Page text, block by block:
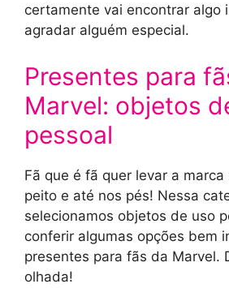
certamente vai encontrar algo
agradar alguém especial.
Presentes para
Marvel: objetos
pessoal
Fã que é fã quer levar a
peito e até nos pés! Nessa
selecionamos objetos de uso
conferir algumas opções bem
presentes para fãs da Marvel.
olhada!